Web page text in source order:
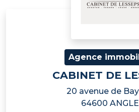
Agence
CABINET DE
20 avenue de
64600